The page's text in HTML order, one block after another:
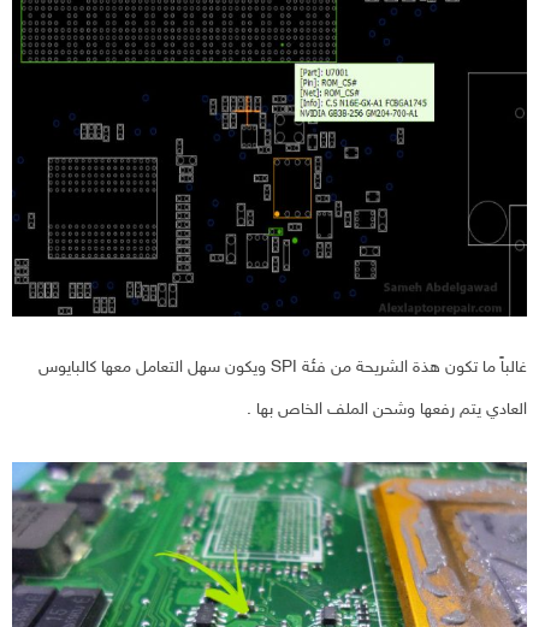
غالباً ما تكون هذة الشريحة من فئة SPI ويكون سهل التعامل معها كالبايوس
العادي يتم رفعها وشحن الملف الخاص بها .